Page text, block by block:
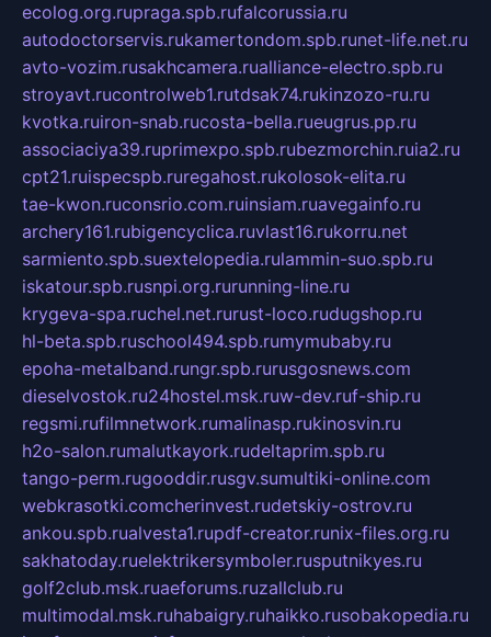
ecolog.org.rupraga.spb.rufalcorussia.ru
autodoctorservis.rukamertondom.spb.runet-life.net.ru
avto-vozim.rusakhcamera.rualliance-electro.spb.ru
stroyavt.rucontrolweb1.rutdsak74.rukinzozo-ru.ru
kvotka.ruiron-snab.rucosta-bella.rueugrus.pp.ru
associaciya39.ruprimexpo.spb.rubezmorchin.ruia2.ru
cpt21.ruispecspb.ruregahost.rukolosok-elita.ru
tae-kwon.ruconsrio.com.ruinsiam.ruavegainfo.ru
archery161.rubigencyclica.ruvlast16.rukorru.net
sarmiento.spb.suextelopedia.rulammin-suo.spb.ru
iskatour.spb.rusnpi.org.rurunning-line.ru
krygeva-spa.ruchel.net.rurust-loco.rudugshop.ru
hl-beta.spb.ruschool494.spb.rumymubaby.ru
epoha-metalband.rungr.spb.rurusgosnews.com
dieselvostok.ru24hostel.msk.ruw-dev.ruf-ship.ru
regsmi.rufilmnetwork.rumalinasp.rukinosvin.ru
h2o-salon.rumalutkayork.rudeltaprim.spb.ru
tango-perm.rugooddir.rusgv.sumultiki-online.com
webkrasotki.comcherinvest.rudetskiy-ostrov.ru
ankou.spb.rualvesta1.rupdf-creator.runix-files.org.ru
sakhatoday.ruelektrikersymboler.rusputnikyes.ru
golf2club.msk.ruaeforums.ruzallclub.ru
multimodal.msk.ruhabaigry.ruhaikko.rusobakopedia.ru